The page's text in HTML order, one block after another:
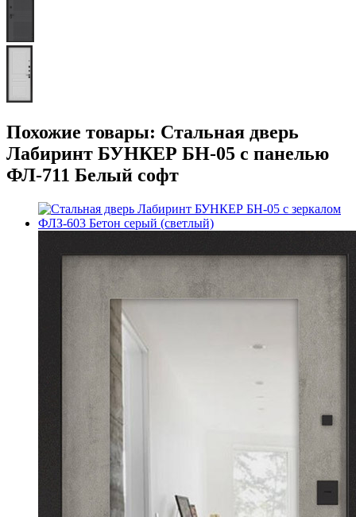
Похожие товары: Стальная дверь
Лабиринт БУНКЕР БН-05 с панелью
ФЛ-711 Белый софт